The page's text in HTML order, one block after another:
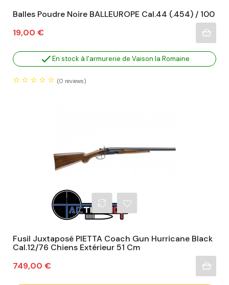
Balles Poudre Noire BALLEUROPE Cal.44 (.454) / 100
Prix
19,00 €
En stock à l'armurerie de Vaison la Romaine
(0 reviews)
Fusil Juxtaposé PIETTA Coach Gun Hurricane Black
Cal.12/76 Chiens Extérieur 51 Cm
Prix
749,00 €